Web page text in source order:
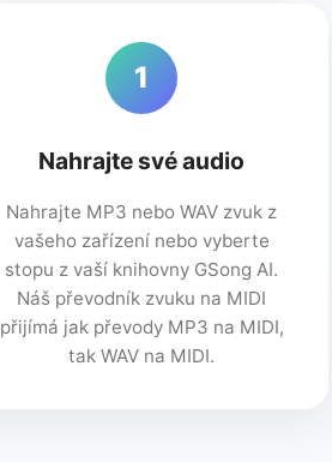
1
Nahrajte své audio
Nahrajte MP3 nebo WAV zvuk z
vašeho zařízení nebo vyberte
stopu z vaší knihovny GSong AI.
Náš převodník zvuku na MIDI
přijímá jak převody MP3 na MIDI,
tak WAV na MIDI.